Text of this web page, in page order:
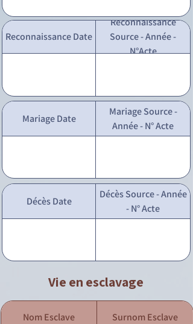
Reconnaissance Date
Reconnaissance
Source - Année -
N°Acte
Mariage Date
Mariage Source -
Année - N° Acte
Décès Date
Décès Source - Année
- N° Acte
Vie en esclavage
Nom Esclave Surnom Esclave